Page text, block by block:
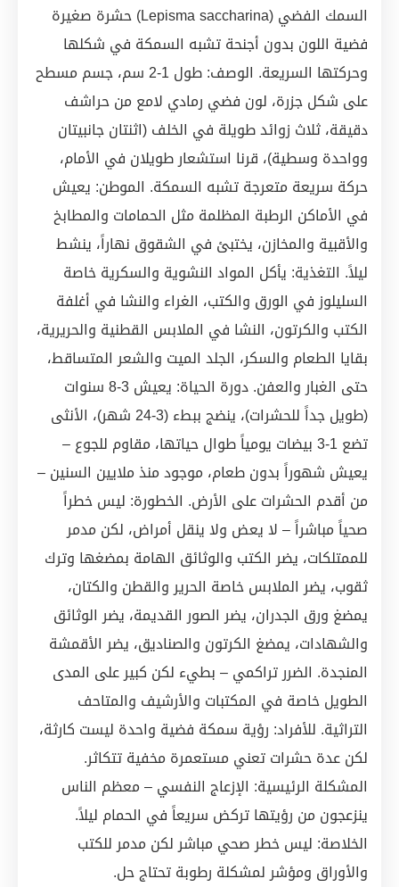
السمك الفضي (Lepisma saccharina) حشرة صغيرة
فضية اللون بدون أجنحة تشبه السمكة في شكلها
وحركتها السريعة. الوصف: طول 1-2 سم، جسم مسطح
على شكل جزرة، لون فضي رمادي لامع من حراشف
دقيقة، ثلاث زوائد طويلة في الخلف (اثنتان جانبيتان
وواحدة وسطية)، قرنا استشعار طويلان في الأمام،
حركة سريعة متعرجة تشبه السمكة. الموطن: يعيش
في الأماكن الرطبة المظلمة مثل الحمامات والمطابخ
والأقبية والمخازن، يختبئ في الشقوق نهاراً، ينشط
ليلاً. التغذية: يأكل المواد النشوية والسكرية خاصة
السليلوز في الورق والكتب، الغراء والنشا في أغلفة
الكتب والكرتون، النشا في الملابس القطنية والحريرية،
بقايا الطعام والسكر، الجلد الميت والشعر المتساقط،
حتى الغبار والعفن. دورة الحياة: يعيش 3-8 سنوات
(طويل جداً للحشرات)، ينضج ببطء (3-24 شهر)، الأنثى
تضع 1-3 بيضات يومياً طوال حياتها، مقاوم للجوع –
يعيش شهوراً بدون طعام، موجود منذ ملايين السنين –
من أقدم الحشرات على الأرض. الخطورة: ليس خطراً
صحياً مباشراً – لا يعض ولا ينقل أمراض، لكن مدمر
للممتلكات، يضر الكتب والوثائق الهامة بمضغها وترك
ثقوب، يضر الملابس خاصة الحرير والقطن والكتان،
يمضغ ورق الجدران، يضر الصور القديمة، يضر الوثائق
والشهادات، يمضغ الكرتون والصناديق، يضر الأقمشة
المنجدة. الضرر تراكمي – بطيء لكن كبير على المدى
الطويل خاصة في المكتبات والأرشيف والمتاحف
التراثية. للأفراد: رؤية سمكة فضية واحدة ليست كارثة،
لكن عدة حشرات تعني مستعمرة مخفية تتكاثر.
المشكلة الرئيسية: الإزعاج النفسي – معظم الناس
ينزعجون من رؤيتها تركض سريعاً في الحمام ليلاً.
الخلاصة: ليس خطر صحي مباشر لكن مدمر للكتب
والأوراق ومؤشر لمشكلة رطوبة تحتاج حل.